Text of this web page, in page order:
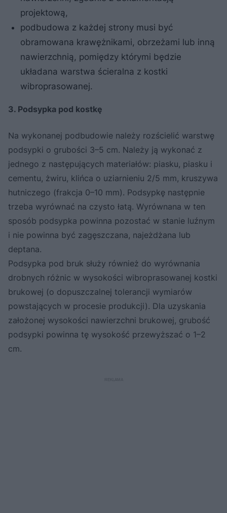
projektową,
podbudowa z każdej strony musi być
obramowana krawężnikami, obrzeżami lub inną
nawierzchnią, pomiędzy którymi będzie
układana warstwa ścieralna z kostki
wibroprasowanej.
3. Podsypka pod kostkę
Na wykonanej podbudowie należy rozścielić warstwę
podsypki o grubości 3–5 cm. Należy ją wykonać z
jednego z następujących materiałów: piasku, piasku i
cementu, żwiru, klińca o uziarnieniu 2/5 mm, kruszywa
hutniczego (frakcja 0–10 mm). Podsypkę następnie
trzeba wyrównać na czysto łatą. Wyrównana w ten
sposób podsypka powinna pozostać w stanie luźnym
i nie powinna być zagęszczana, najeżdżana lub
deptana.
Podsypka pod bruk służy również do wyrównania
drobnych różnic w wysokości wibroprasowanej kostki
brukowej (o dopuszczalnej tolerancji wymiarów
powstających w procesie produkcji). Dla uzyskania
założonej wysokości nawierzchni brukowej, grubość
podsypki powinna tę wysokość przewyższać o 1–2
cm.